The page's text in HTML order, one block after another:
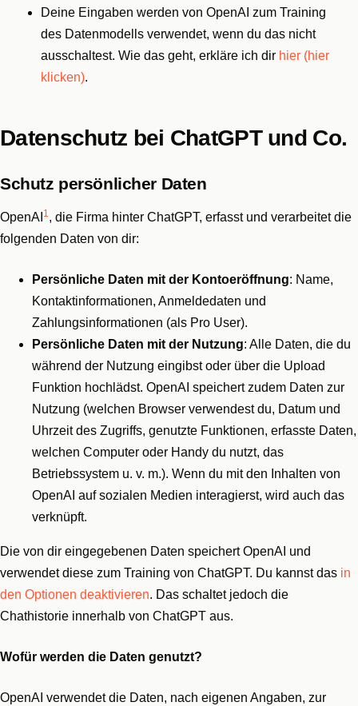
Deine Eingaben werden von OpenAI zum Training
des Datenmodells verwendet, wenn du das nicht
ausschaltest. Wie das geht, erkläre ich dir hier (hier
klicken).
Datenschutz bei ChatGPT und Co.
Schutz persönlicher Daten
OpenAI 1 , die Firma hinter ChatGPT, erfasst und verarbeitet die
folgenden Daten von dir:
Persönliche Daten mit der Kontoeröffnung: Name,
Kontaktinformationen, Anmeldedaten und
Zahlungsinformationen (als Pro User).
Persönliche Daten mit der Nutzung: Alle Daten, die du
während der Nutzung eingibst oder über die Upload
Funktion hochlädst. OpenAI speichert zudem Daten zur
Nutzung (welchen Browser verwendest du, Datum und
Uhrzeit des Zugriffs, genutzte Funktionen, erfasste Daten,
welchen Computer oder Handy du nutzt, das
Betriebssystem u. v. m.). Wenn du mit den Inhalten von
OpenAI auf sozialen Medien interagierst, wird auch das
verknüpft.
Die von dir eingegebenen Daten speichert OpenAI und
verwendet diese zum Training von ChatGPT. Du kannst das in
den Optionen deaktivieren. Das schaltet jedoch die
Chathistorie innerhalb von ChatGPT aus.
Wofür werden die Daten genutzt?
OpenAI verwendet die Daten, nach eigenen Angaben, zur